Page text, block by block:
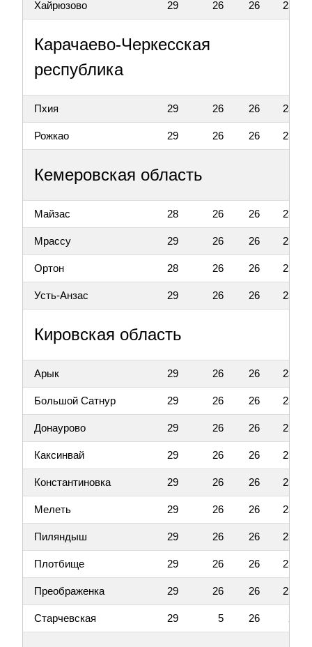
Хайрюзово 29 26 26 23
Карачаево-Черкесская
республика
Пхия 29 26 26 23
Рожкао 29 26 26 23
Кемеровская область
Майзас 28 26 26 23
Мрассу 29 26 26 23
Ортон 28 26 26 23
Усть-Анзас 29 26 26 23
Кировская область
Арык 29 26 26 23
Большой Сатнур 29 26 26 23
Донаурово 29 26 26 23
Каксинвай 29 26 26 23
Константиновка 29 26 26 23
Мелеть 29 26 26 23
Пиляндыш 29 26 26 23
Плотбище 29 26 26 23
Преображенка 29 26 26 23
Старчевская 29 5 26